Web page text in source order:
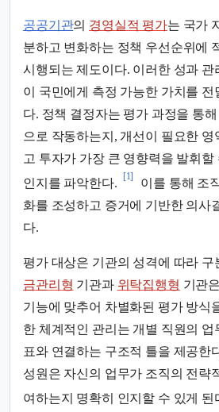
공공기관의 경영실적 평가는 국가
분하고 변화하는 정책 우선순위에
시행되는 제도이다. 이러한 성과 관
이 국민에게 측정 가능한 가치를 전
다. 정책 결정자는 평가 과정을 통
으로 작동하는지, 개선이 필요한 영
고 투자가 가장 큰 영향력을 발휘할
인지를 파악한다.
[1]
이를 통해 조
화를 조성하고 증거에 기반한 의사
다.
평가 대상은 기관의 성격에 따라 구
금관리형 기관과 위탁집행형 기관
기능에 맞추어 차별화된 평가 방식
한 체계적인 관리는 개별 직원의 업
표와 연결하는 구조적 틀을 제공한
성원은 자신의 업무가 조직의 전략
여하는지 명확히 인지할 수 있게 된